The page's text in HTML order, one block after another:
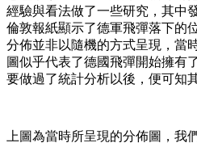
經驗與看法做了一些研究，其中
倫敦報紙顯示了德軍飛彈落下的
分佈並非以隨機的方式呈現，當
圖似乎代表了德國飛彈開始擁有
要做過了統計分析以後，便可知
上圖為當時所呈現的分佈圖，我